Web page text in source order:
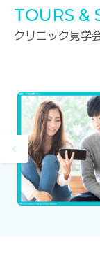
TOURS &
クリニック見学